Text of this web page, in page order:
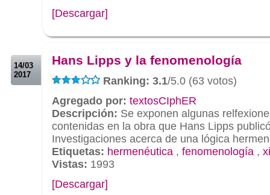
[Descargar]
14/03
2017
Hans Lipps y la fenomenología
Ranking: 3.1/5.0 (63 votos)
Agregado por: textosCIphER
Descripción: Se exponen algunas
contenidas en la obra que Hans Lipps
Investigaciones acerca de una lógica
Etiquetas: hermenéutica , fenomenología ,
Vistas: 1993
[Descargar]